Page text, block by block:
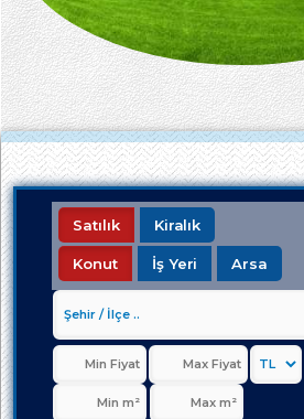
Satılık Kiralık
Konut İş Yeri Arsa